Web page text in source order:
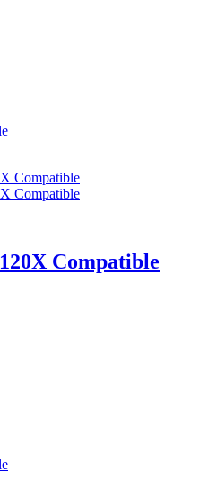
Compatible